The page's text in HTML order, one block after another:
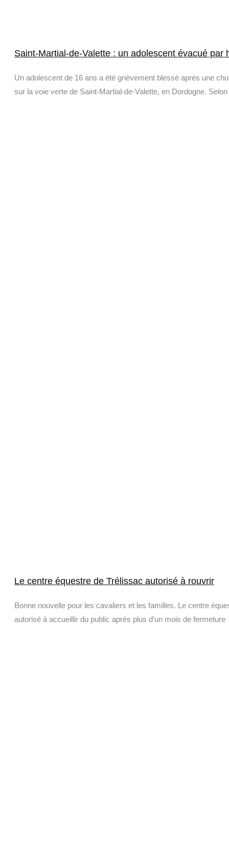
Saint-Martial-de-Valette : un adolescent évacué par
Un adolescent de 16 ans a été grièvement blessé après une
sur la voie verte de Saint-Martial-de-Valette, en Dordogne.
Le centre équestre de Trélissac autorisé à rouvrir
Bonne nouvelle pour les cavaliers et les familles. Le centre
autorisé à accueillir du public après plus d’un mois de fermeture